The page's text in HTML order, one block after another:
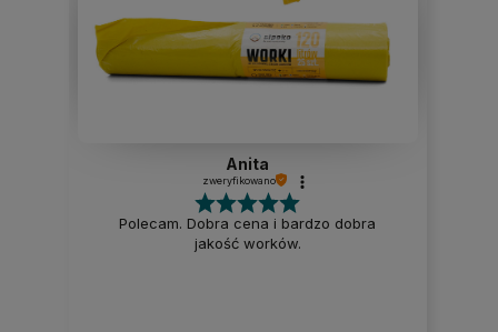
Anita
zweryfikowano
Polecam. Dobra cena i bardzo dobra
jakość worków.